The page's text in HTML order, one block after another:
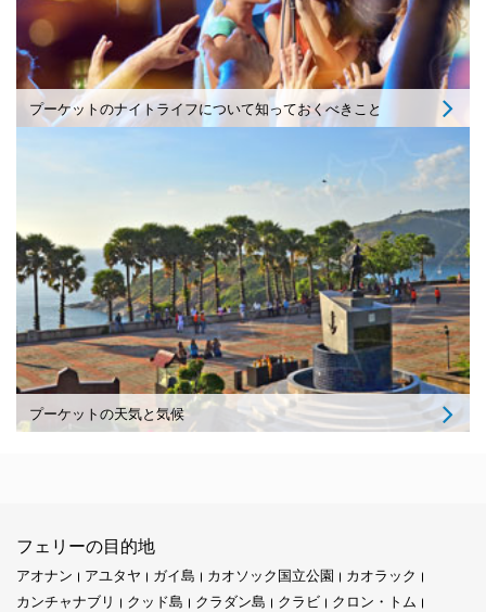
プーケットのナイトライフについて知っておくべきこと
プーケットの天気と気候
フェリーの目的地
アオナン アユタヤ ガイ島 カオソック国立公園
カオラック
カンチャナブリ
クッド島 クラダン島 クラビ
クロン・トム